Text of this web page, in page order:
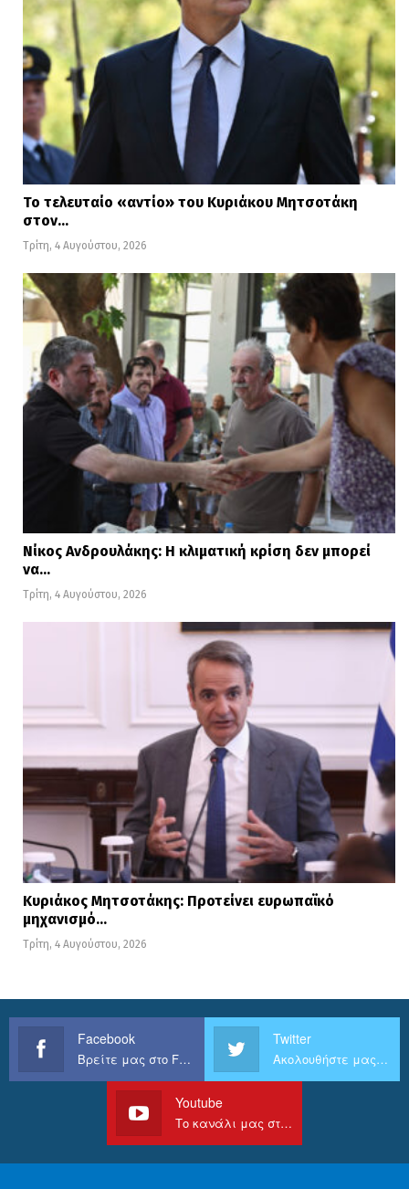
Το τελευταίο «αντίο» του Κυριάκου Μητσοτάκη
στον…
Τρίτη, 4 Αυγούστου, 2026
Νίκος Ανδρουλάκης: Η κλιματική κρίση δεν μπορεί
να…
Τρίτη, 4 Αυγούστου, 2026
Κυριάκος Μητσοτάκης: Προτείνει ευρωπαϊκό
μηχανισμό…
Τρίτη, 4 Αυγούστου, 2026
Facebook
Βρείτε μας στο Facebook
Twitter
Ακολουθήστε μας στο Twitter
Youtube
Το κανάλι μας στο Youtube